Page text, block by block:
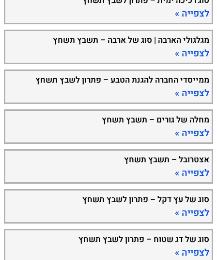
לצפייה »
מגלגולי הארבה | סוג של ארבה – תשבץ תשחץ
לצפייה »
ממייסדי החברה להגנת הטבע – פתרון לשבץ תשחץ
לצפייה »
מחלה של גורים – תשבץ תשחץ
לצפייה »
אצטרובל – תשבץ תשחץ
לצפייה »
סוג של עץ דקל – פתרון לשבץ תשחץ
לצפייה »
סוג של דג שטוח – פתרון לשבץ תשחץ
לצפייה »